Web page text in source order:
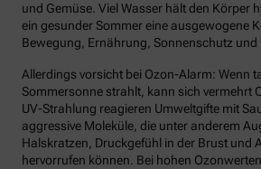
und Gemüse. Viel Wasser hält den Körper
ein gesunder Sommer eine ausgewogene
Bewegung, Ernährung, Sonnenschutz und
Allerdings vorsicht bei Ozon-Alarm: Wenn
Sommersonne strahlt, kann sich vermehrt
UV-Strahlung reagieren Umweltgifte mit
aggressive Moleküle, die unter anderem
Halskratzen, Druckgefühl in der Brust und
hervorrufen können. Bei hohen